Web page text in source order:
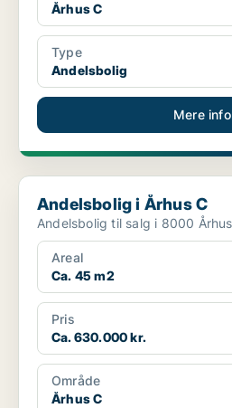
Århus C
Type
Andelsbolig
Mere info
Andelsbolig i Århus C
Andelsbolig i Århus C
Areal
Ca. 45 m2
Pris
Ca. 630.000 kr.
Område
Århus C